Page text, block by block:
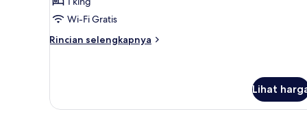
Tradisional
Wi-Fi Gratis
Rincian selengkapnya
Rincian
Tradisional
Lihat